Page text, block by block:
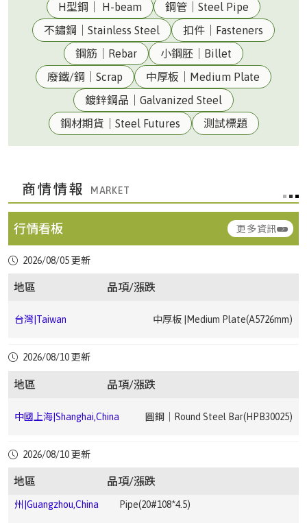
H型鋼｜ H-beam
鋼管｜Steel Pipe
不鏽鋼｜Stainless Steel
扣件｜Fasteners
鋼筋｜Rebar
小鋼胚｜Billet
廢鐵/鋼｜Scrap
中厚板｜Medium Plate
鍍鋅鋼品｜Galvanized Steel
鋼材期貨｜Steel Futures
測試標題
商情情報
行情看板 更多資訊
2026/08/05 更新
地區 品項/漲跌
台灣|Taiwan 美元兌換新台幣匯率32.315(08/05 收盤)()
台灣|Taiwan 熱軋鋼捲｜HRC(JIS G3131 SPHC1.2 ~ 4.5mm) ▼ 2.68
台灣|Taiwan 冷軋鋼捲｜CRC(JIS G3131 SPCC0.3 ~ 1.5mm)
台灣|Taiwan 中厚板 |Medium Plate(A5726mm)
台灣|Taiwan
灣|Taiwan 50A13000.35*1200 ~ 0.5*1200mm)
台灣|Taiwan 熱浸鍍鋅鋼捲｜HDG(CGI0.276 ~ 0.776mm)
台灣|Taiwan 熱浸鍍鋅鋼捲｜HDG(CGI0.5 ~ 1.2mm)
2026/08/10 更新
地區 品項/漲跌
中國上海|Shanghai,China
中國上海|Shanghai,China 圓鋼｜Round Steel Bar(HPB30025)
中國上
中國上
無縫鋼管｜Seamless Steel
2026/08/10 更新
地區 品項/漲跌
州|Guangzhou,China
4CA0.25*825*C)
中國廣州|Guangzhou,China
州|Guangzhou,China
無縫鋼管｜Seamless Steel
Pipe(20#108*4.5)